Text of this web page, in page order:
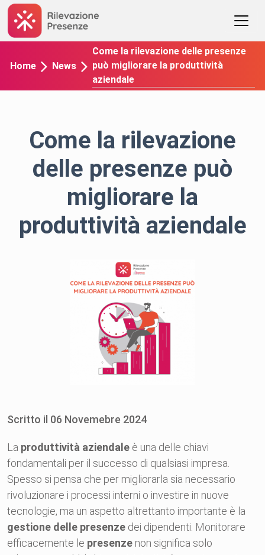
Home News
Come la rilevazione delle presenze
può migliorare la produttività
aziendale
Come la rilevazione
delle presenze può
migliorare la
produttività aziendale
Scritto il 06 Novemebre 2024
La produttività aziendale è una delle chiavi
fondamentali per il successo di qualsiasi impresa.
Spesso si pensa che per migliorarla sia necessario
rivoluzionare i processi interni o investire in nuove
tecnologie, ma un aspetto altrettanto importante è la
gestione delle presenze dei dipendenti. Monitorare
efficacemente le presenze non significa solo